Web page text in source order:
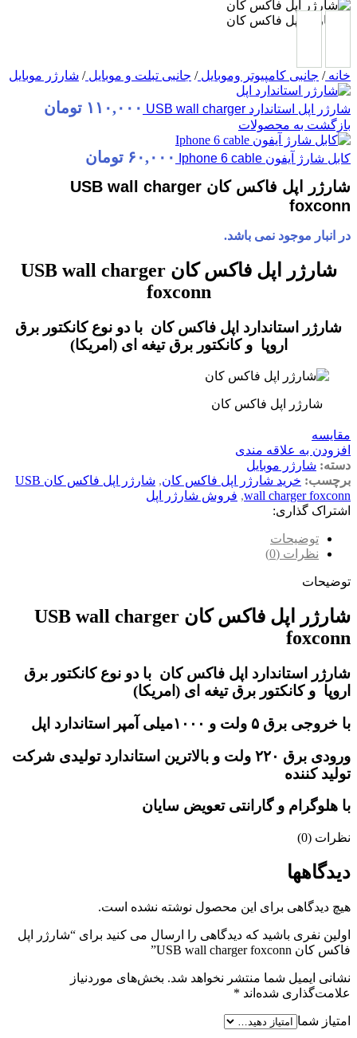
خانه/ جانبی کامپیوتر وموبایل/ جانبی تبلت و موبایل/ شارژر موبایل
شارژر اپل استاندارد USB wall charger ۱۱۰,۰۰۰ تومان
بازگشت به محصولات
کابل شارژ آیفون Iphone 6 cable ۶۰,۰۰۰ تومان
شارژر اپل فاکس کان USB wall charger
foxconn
در انبار موجود نمی باشد.
شارژر اپل فاکس کان USB wall charger
foxconn
شارژر استاندارد اپل فاکس کان با دو نوع کانکتور برق
اروپا و کانکتور برق تیغه ای (امریکا)
شارژر اپل فاکس کان
مقایسه
افزودن به علاقه مندی
دسته: شارژر موبایل
برچسب: خرید شارژر اپل فاکس کان,
شارژر اپل فاکس کان USB
wall charger foxconn
, فروش شارژر اپل
اشتراک گذاری:
توضیحات
نظرات (0)
توضیحات
شارژر اپل فاکس کان USB wall charger
foxconn
شارژر استاندارد اپل فاکس کان با دو نوع کانکتور برق
اروپا و کانکتور برق تیغه ای (امریکا)
با خروجی برق ۵ ولت و ۱۰۰۰میلی آمپر استاندارد اپل
ورودی برق ۲۲۰ ولت و بالاترین استاندارد تولیدی شرکت
تولید کننده
با هلوگرام و گارانتی تعویض سایان
نظرات (0)
دیدگاهها
هیچ دیدگاهی برای این محصول نوشته نشده است.
اولین نفری باشید که دیدگاهی را ارسال می کنید برای “شارژر اپل
فاکس کان USB wall charger foxconn”
نشانی ایمیل شما منتشر نخواهد شد. بخش‌های موردنیاز
علامت‌گذاری شده‌اند *
امتیاز شما